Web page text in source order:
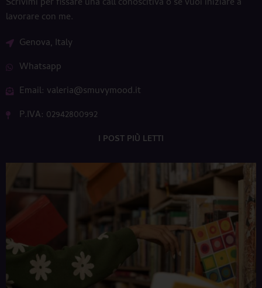
Scrivimi per fissare una call conoscitiva o se vuoi iniziare a
lavorare con me.
Genova, Italy
Whatsapp
Email: valeria@smuvymood.it
P.IVA: 02942800992
I POST PIÙ LETTI